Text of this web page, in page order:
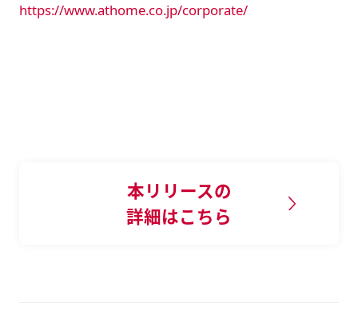
https://www.athome.co.jp/corporate/
本リリースの
詳細はこちら